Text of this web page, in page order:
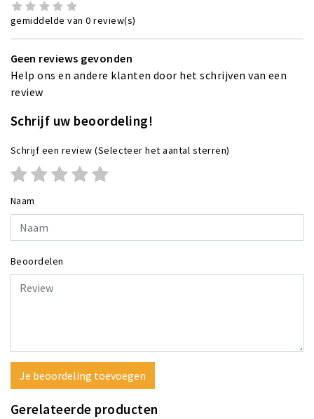
gemiddelde van 0 review(s)
Geen reviews gevonden
Help ons en andere klanten door het schrijven van een
review
Schrijf uw beoordeling!
Schrijf een review (Selecteer het aantal sterren)
Naam
Beoordelen
Je beoordeling toevoegen
Gerelateerde producten